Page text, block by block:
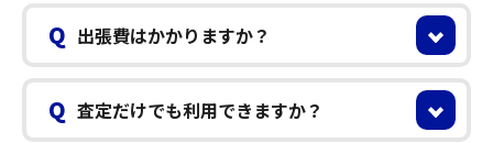
Q 出張費はかかりますか？
Q 査定だけでも利用できますか？